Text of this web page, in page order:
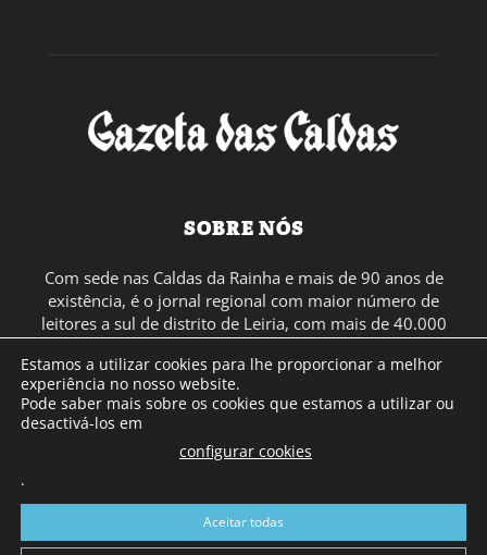
SOBRE NÓS
Com sede nas Caldas da Rainha e mais de 90 anos de
existência, é o jornal regional com maior número de
leitores a sul de distrito de Leiria, com mais de 40.000
em Portugal Continental e assinatura online.
SIGA-NOS
Estamos a utilizar cookies para lhe proporcionar a melhor
experiência no nosso website.
Pode saber mais sobre os cookies que estamos a utilizar ou
desactivá-los em
configurar cookies
.
Aceitar todas